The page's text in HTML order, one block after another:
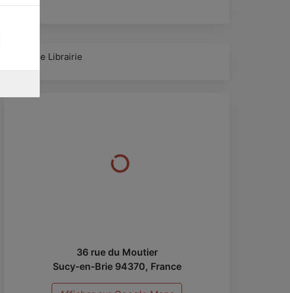
Presse Librairie
36 rue du Moutier
Sucy-en-Brie 94370, France